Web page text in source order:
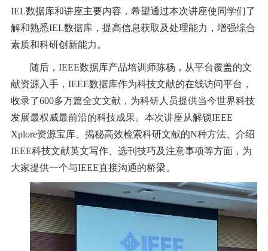
IEL数据库和讲座主要内容，希望通过本次讲座使同学们了
解和熟悉IEL数据库，提高信息获取及处理能力，增强综合
素质和科研创新能力。
随后，IEEE数据库产品培训师陈杨，从平台覆盖的文
献资源入手，IEEE数据库作为科技文献的在线访问平台，
收录了600多万篇全文文献，为科研人员提供当今世界科技
发展最权威最前沿的科技成果。本次讲座从解锁IEEE
Xplore资源宝库、揭秘高效检索科研文献的N种方法、介绍
IEEE科技文献英文写作、选刊技巧及注意事项等方面，为
大家提供一个与IEEE直接沟通的桥梁。